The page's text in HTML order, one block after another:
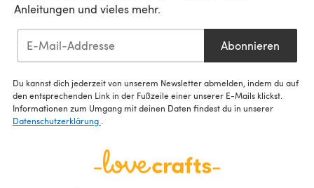
Anleitungen und vieles mehr.
Abonnieren
Du kannst dich jederzeit von unserem Newsletter abmelden, indem du auf
den entsprechenden Link in der Fußzeile einer unserer E-Mails klickst.
Informationen zum Umgang mit deinen Daten findest du in unserer
Datenschutzerklärung